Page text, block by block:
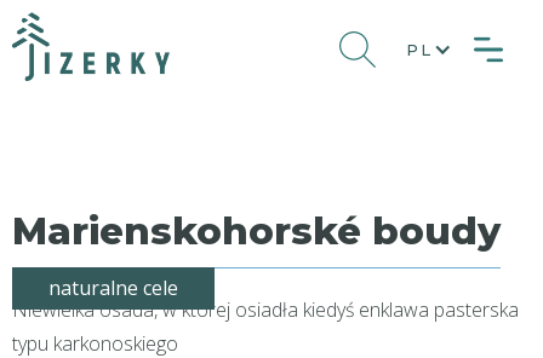
PL
Marienskohorské boudy
naturalne cele
Niewielka osada, w której osiadła kiedyś enklawa pasterska
typu karkonoskiego